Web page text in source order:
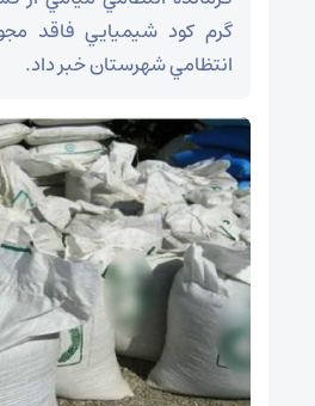
گرم کود شيميايي فاقد
انتظامي شهرستان خبر داد.